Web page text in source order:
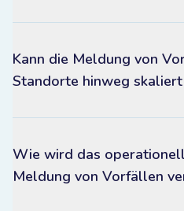
Kann die Meldung von
Standorte hinweg
Wie wird das
Meldung von Vorfällen